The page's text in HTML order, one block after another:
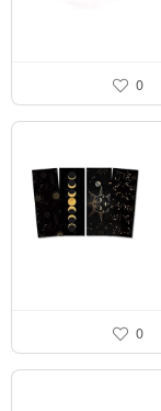
0
0